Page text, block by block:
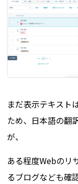
まだ表示テキスト
ため、日本語の翻
が、
ある程度Webのリ
るブログなども確